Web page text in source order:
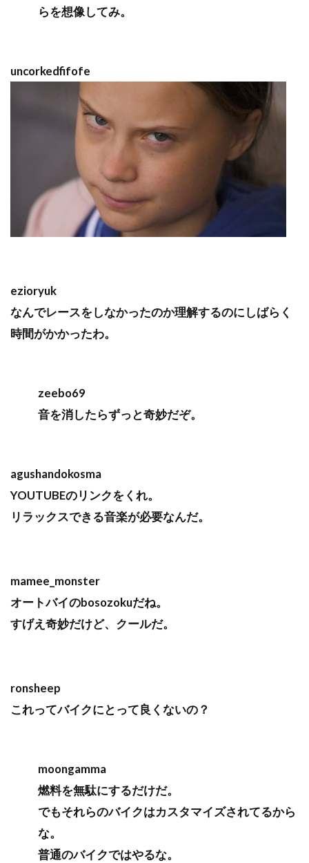
らを想像してみ。
uncorkedfifofe
ezioryuk
なんでレースをしなかったのか理解するのにしばらく
時間がかかったわ。
zeebo69
音を消したらずっと奇妙だぞ。
agushandokosma
YOUTUBEのリンクをくれ。
リラックスできる音楽が必要なんだ。
mamee_monster
オートバイのbosozokuだね。
すげえ奇妙だけど、クールだ。
ronsheep
これってバイクにとって良くないの？
moongamma
燃料を無駄にするだけだ。
でもそれらのバイクはカスタマイズされてるから
な。
普通のバイクではやるな。